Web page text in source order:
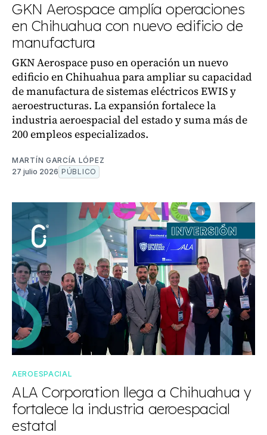
GKN Aerospace amplía operaciones
en Chihuahua con nuevo edificio de
manufactura
GKN Aerospace puso en operación un nuevo
edificio en Chihuahua para ampliar su capacidad
de manufactura de sistemas eléctricos EWIS y
aeroestructuras. La expansión fortalece la
industria aeroespacial del estado y suma más de
200 empleos especializados.
MARTÍN GARCÍA LÓPEZ
27 julio 2026 PÚBLICO
AEROESPACIAL
ALA Corporation llega a Chihuahua y
fortalece la industria aeroespacial
estatal